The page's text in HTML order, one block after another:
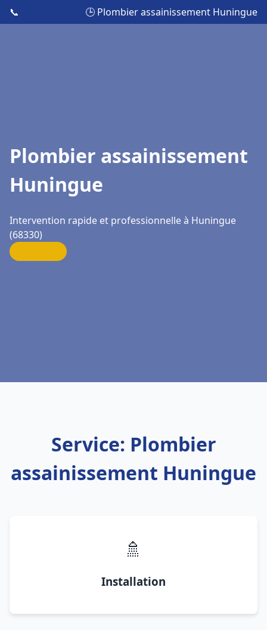
📞 🕒 Plombier assainissement Huningue
Plombier assainissement
Huningue
Intervention rapide et professionnelle à Huningue
(68330)
Service: Plombier
assainissement Huningue
🚿
Installation